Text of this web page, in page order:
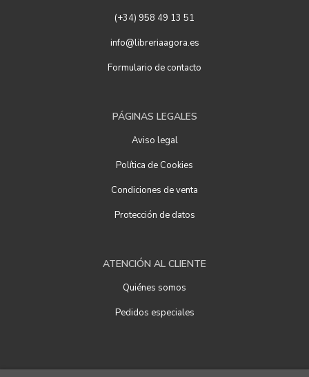
(+34) 958 49 13 51
info@libreriaagora.es
Formulario de contacto
PÁGINAS LEGALES
Aviso legal
Política de Cookies
Condiciones de venta
Protección de datos
ATENCIÓN AL CLIENTE
Quiénes somos
Pedidos especiales